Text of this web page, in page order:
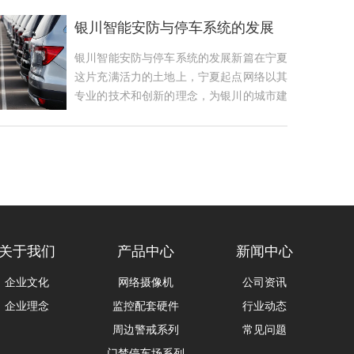
银川智能安防与停车系统的发展
新篇
银川智能安防与停车系统的发展新篇在宁夏
这片充满活力的土地上，宁夏起点网络以其
专业的技术和创新的理念，为银川的城市建
关于我们
企业文化
企业理念
产品中心
网络摄像机
监控配套硬件
周边警戒系列
新闻中心
公司资讯
行业动态
常见问题